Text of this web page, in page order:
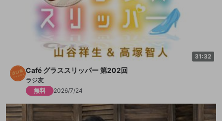
31:32
Café グラススリッパー 第202回
ラジ友
無料
2026/7/24